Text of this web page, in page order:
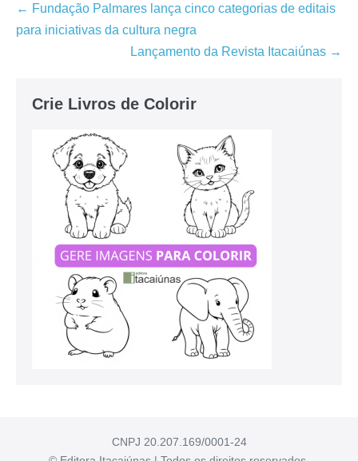
Navegação
de
← Fundação Palmares lança cinco categorias de editais
para iniciativas da cultura negra
Lançamento da Revista Itacaiúnas →
Crie Livros de Colorir
CNPJ 20.207.169/0001-24